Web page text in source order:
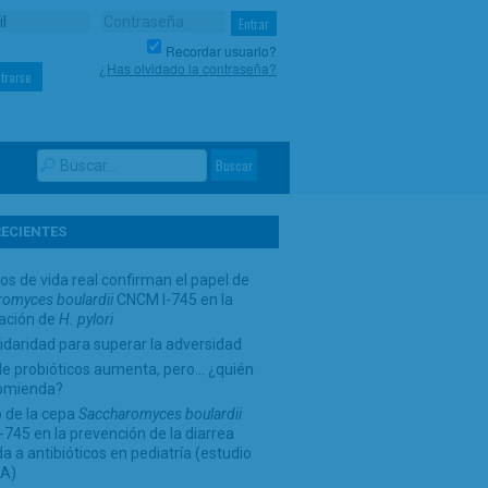
Recordar usuario?
¿Has olvidado la contraseña?
de vida real confirman el papel de
boulardii CNCM I-745 en la
de H. pylori
para superar la adversidad
probióticos aumenta, pero… ¿quién
de la cepa Saccharomyces boulardii
745 en la prevención de la diarrea
a antibióticos en pediatría (estudio